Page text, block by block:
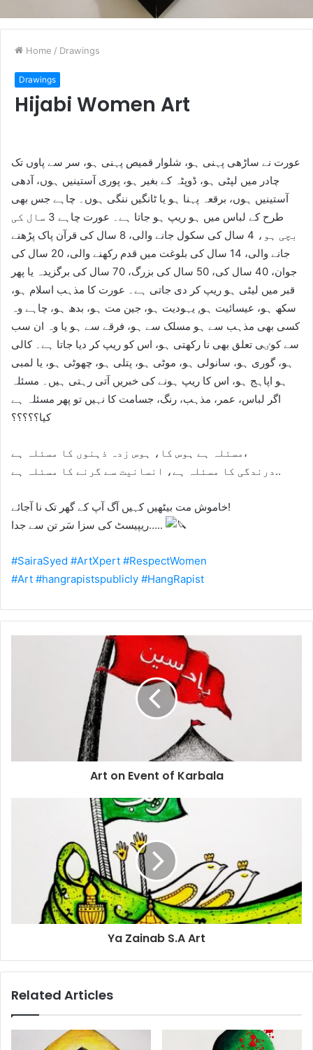
Home / Drawings
Drawings
Hijabi Women Art
عورت نے ساڑھی پہنی ہو، شلوار قمیص پہنی ہو، سر سے پاوں تک
چادر میں لپٹی ہو، ڈوپٹہ کے بغیر ہو، پوری آستینیں ہوں، آدھی
آستینیں ہوں، برقعہ پہنا ہو یا ٹانگیں ننگی ہوں۔ چاہے جس بھی
طرح کے لباس میں ہو ریپ ہو جاتا ہے۔ ‏عورت چاہے 3 سال کی
بچی ہو، 4 سال کی سکول جانے والی، 8 سال کی قرآن پاک پڑھنے
جانے والی، 14 سال کی بلوغت میں قدم رکھنے والی، 20 سال کی
جوان، 40 سال کی، 50 سال کی بزرگ، 70 سال کی برگزیدہ یا پھر
قبر میں لیٹی ہو ریپ کر دی جاتی ہے۔ ‏عورت کا مذہب اسلام ہو،
سکھ ہو، عیسائیت ہو, یہودیت ہو، جین مت ہو، بدھ ہو، چاہے وہ
کسی بھی مذہب سے ہو مسلک سے ہو، فرقے سے ہو یا وہ ان سب
سے کوٸی تعلق بھی نا رکھتی ہو، اس کو ریپ کر دیا جاتا ہے۔ ‏کالی
ہو، گوری ہو، سانولی ہو، موٹی ہو، پتلی ہو، چھوٹی ہو، یا لمبی
ہو اپاہج ہو، اس کا ریپ ہونے کی خبریں آتی رہتی ہیں۔ ‏مسئلہ
اگر لباس، عمر، مذہب، رنگ، جسامت کا نہیں تو پھر مسئلہ ہے
کیا؟؟؟؟؟
مسئلہ ہے ہوس کا، ہوس زدہ ذہنوں کا مسئلہ ہے،
درندگی کا مسئلہ ہے، انسانیت سے گرنے کا مسئلہ ہے..
خاموش مت بیٹھیں کہیں آگ آپ کے گھر تک نا آجائے!
ریپیسٹ کی سزا سَر تن سے جدا…..
#SairaSyed #ArtXpert #RespectWomen
#Art #hangrapistspublicly #HangRapist
Art on Event of Karbala
Ya Zainab S.A Art
Related Articles